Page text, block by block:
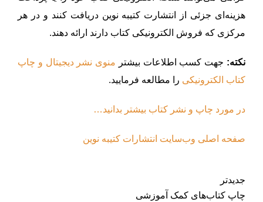
هزینه‌ای جزئی از انتشارت کتیبه نوین دریافت کنند و در هر
مرکزی که فروش الکترونیکی کتاب دارند ارائه دهند.
نکته: جهت کسب اطلاعات بیشتر منوی نشر دیجیتال و چاپ
کتاب الکترونیکی را مطالعه فرمایید.
در مورد چاپ و نشر کتاب بیشتر بدانید…
صفحه اصلی وب‌سایت انتشارات کتیبه نوین
جدیدتر
چاپ کتاب‌های کمک آموزشی